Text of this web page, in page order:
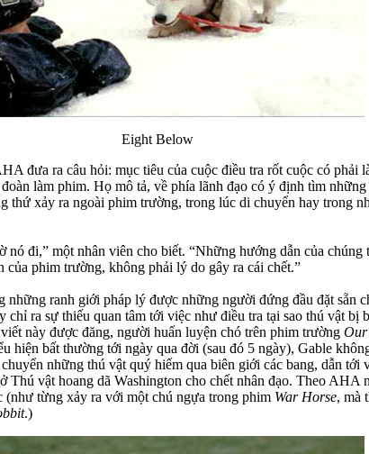
Eight Below
đưa ra câu hỏi: mục tiêu của cuộc điều tra rốt cuộc có phải
làm phim. Họ mô tả, về phía lãnh đạo có ý định tìm
thứ xảy ra ngoài phim trường, trong lúc di chuyển hay trong
đi,” một nhân viên cho biết. “Những hướng dẫn của
của phim trường, không phải lý do gây ra cái chết.”
ranh giới pháp lý được những người đứng đầu đặt
ra sự thiếu quan tâm tới việc như điều tra tại sao thú vật
này được đăng, người huấn luyện chó trên phim trường
hiện bất thường tới ngày qua đời (sau đó 5 ngày), Gable
những thú vật quý hiếm qua biên giới các bang, dẫn
vật hoang dã Washington cho chết nhân đạo. Theo AHA
(như từng xảy ra với một chú ngựa trong phim War Horse, mà
.)